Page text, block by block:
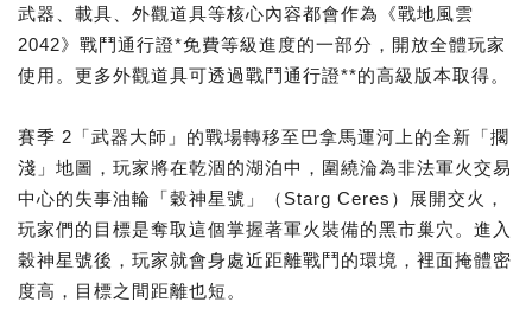
武器、載具、外觀道具等核心內容都會作為《戰地風雲
2042》戰鬥通行證*免費等級進度的一部分，開放全體玩家
使用。更多外觀道具可透過戰鬥通行證**的高級版本取得。
賽季 2「武器大師」的戰場轉移至巴拿馬運河上的全新「擱
淺」地圖，玩家將在乾涸的湖泊中，圍繞淪為非法軍火交易
中心的失事油輪「穀神星號」（Starg Ceres）展開交火，
玩家們的目標是奪取這個掌握著軍火裝備的黑市巢穴。進入
穀神星號後，玩家就會身處近距離戰鬥的環境，裡面掩體密
度高，目標之間距離也短。